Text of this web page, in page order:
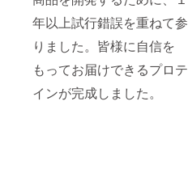
年以上試行錯誤を重ねて参
りました。皆様に自信を
もってお届けできるプロテ
インが完成しました。